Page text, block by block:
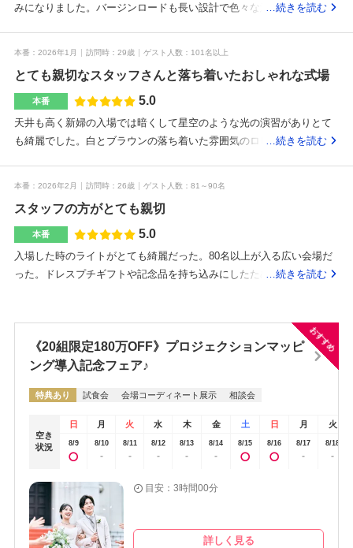
みになりました。バージンロードも長い設計で色々な意味が込められ
配慮がとても良いので県外から来る人や式場から遠いい方でも来やす
いように配慮がされていてとても助かる丁寧な説明、対応でとても助
かりました！披露宴会場のプロジェクションマッピングは壮大でとて
も良く、披露宴を盛り上げてやりたいと思っていたのでそういう人に
…続きを読む
本番 2026年1月 訪問時 29歳 ゲスト人数 101名以上
とても親切なスタッフさんと落ち着いたおしゃれな式場
本番 5.0
天井も高く新婦の入場では暗くして星空のような光の演習がありとて
も綺麗でした。白とブラウンの落ち着いた雰囲気のロビーや披露宴会
けました。スタッフの皆さんとても丁寧でいつも笑顔で迎えてくださ
いました。人見知りの私でも安心していられました。スタッフさんの
雰囲気やサポートがとても良いので打ち合わせも進めやすくておすす
めです。ビールサーブをしましたが、ゲストの皆とたくさん話したり
…続きを読む
本番 2026年2月 訪問時 26歳 ゲスト人数 81～90名
スタッフの方がとても親切
本番 5.0
入場した時のライトがとても綺麗だった。80名以上が入る広い会場だ
った。ドレスプチギフトや記念品を持ち込みにしたため予算内にでき
てもらえました。スタッフの方は皆さん優しいので、疑問に思ったこ
とをすぐに質問することができます。スタッフの方とラインも繋がっ
ているので、自宅にいても気軽に質問することができます。持ち込め
用をかなり抑えることができます。地元周辺で親族友人が集まりやす
い場所。じぶんがほんとうに気に入るドレスがあるかどうか。
…続きを読む
おすすめ
《20組限定180万OFF》プロジェクションマッピ
ング導入記念フェア♪
特典あり 試食会 会場コーディネート展示 相談会
空き
状況
日 月 火 水 木 金 土 日 月 火
8/9 8/10
-
8/11
-
8/12
-
8/13
-
8/14
-
8/15 8/16 8/17
-
8/18
-
目安：3時間00分
詳しく見る